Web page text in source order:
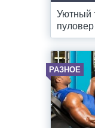
Уютный
РАЗНОЕ